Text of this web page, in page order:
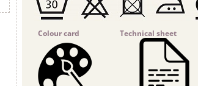
Colour card Technical sheet